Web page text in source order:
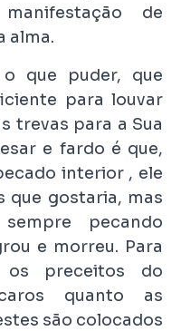
de
alma.
que puder, que
para louvar
trevas para a Sua
e fardo é que,
interior , ele
que gostaria, mas
pecando
e morreu. Para
os preceitos do
quanto as
são colocados